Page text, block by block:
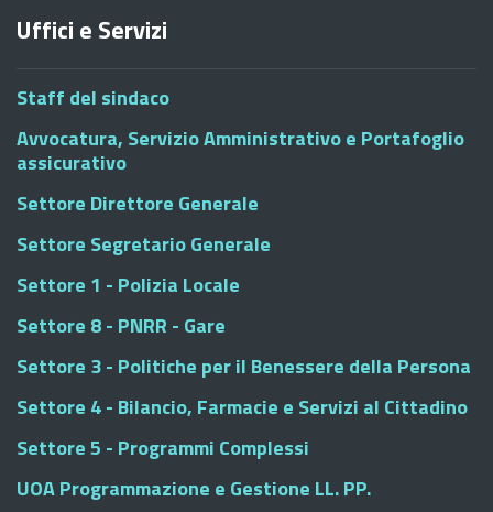
Uffici e Servizi
Staff del sindaco
Avvocatura, Servizio Amministrativo e Portafoglio
assicurativo
Settore Direttore Generale
Settore Segretario Generale
Settore 1 - Polizia Locale
Settore 8 - PNRR - Gare
Settore 3 - Politiche per il Benessere della Persona
Settore 4 - Bilancio, Farmacie e Servizi al Cittadino
Settore 5 - Programmi Complessi
UOA Programmazione e Gestione LL. PP.